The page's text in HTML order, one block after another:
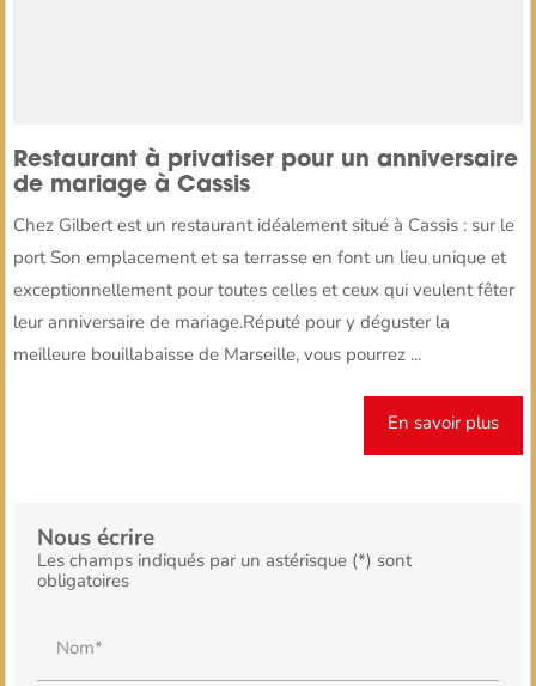
Restaurant à privatiser pour un anniversaire
de mariage à Cassis
Chez Gilbert est un restaurant idéalement situé à Cassis : sur le
port Son emplacement et sa terrasse en font un lieu unique et
exceptionnellement pour toutes celles et ceux qui veulent fêter
leur anniversaire de mariage.Réputé pour y déguster la
meilleure bouillabaisse de Marseille, vous pourrez ...
En savoir plus
Nous écrire
Les champs indiqués par un astérisque (*) sont
obligatoires
Nom*